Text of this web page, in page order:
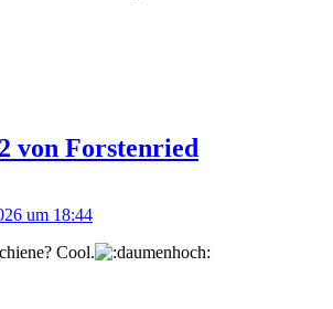
von Forstenried
um 18:44
Cool.